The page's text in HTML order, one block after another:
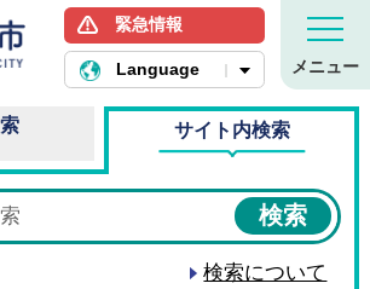
筑西市ホームページ
緊急情報
Language メニュー
サイト内検索
検索について